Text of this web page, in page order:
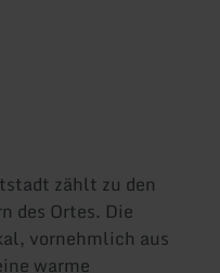
zählt zu den
des Ortes. Die
vornehmlich aus
warme